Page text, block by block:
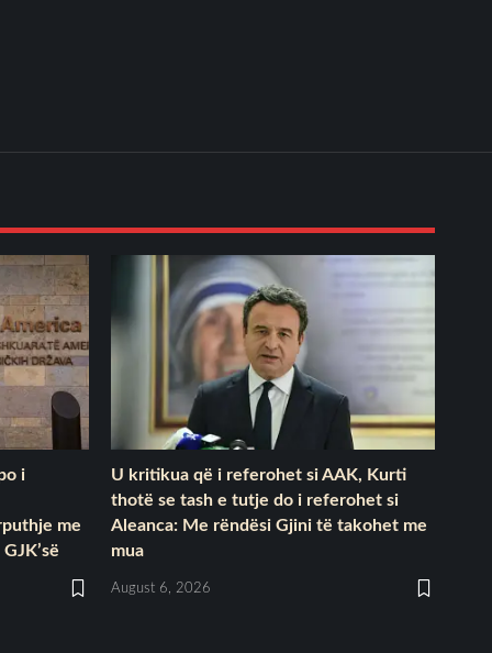
i
me
U kritikua që i referohet si AAK, Kurti
thotë se tash e tutje do i referohet si
Aleanca: Me rëndësi Gjini të takohet me
mua
August 6, 2026